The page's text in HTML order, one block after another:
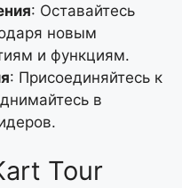
: Оставайтесь
новым
и функциям.
: Присоединяйтесь к
в
Tour